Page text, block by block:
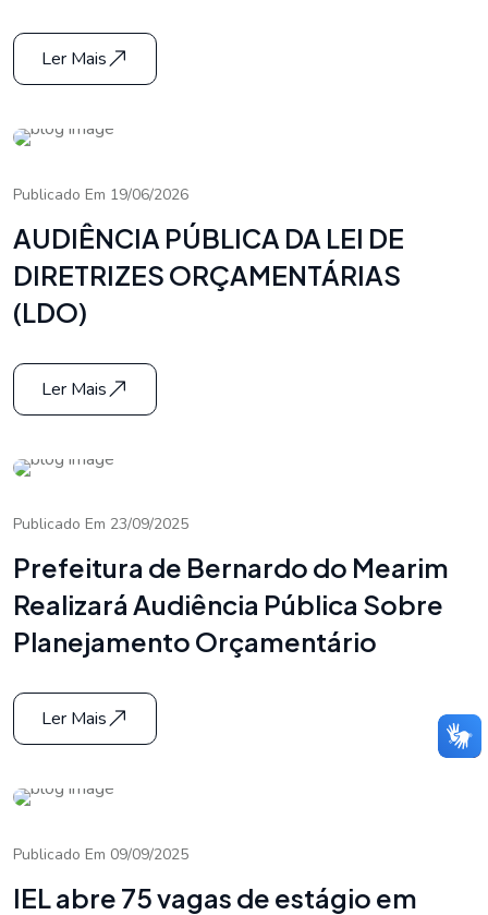
Ler Mais
Publicado Em 19/06/2026
AUDIÊNCIA PÚBLICA DA LEI DE
DIRETRIZES ORÇAMENTÁRIAS
(LDO)
Ler Mais
Publicado Em 23/09/2025
Prefeitura de Bernardo do Mearim
Realizará Audiência Pública Sobre
Planejamento Orçamentário
Ler Mais
Publicado Em 09/09/2025
IEL abre 75 vagas de estágio em